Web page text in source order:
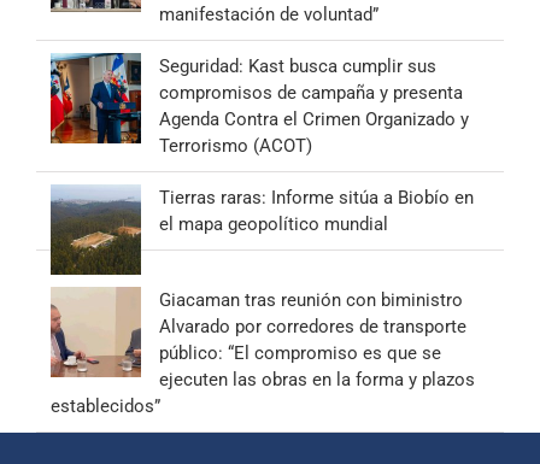
manifestación de voluntad”
Seguridad: Kast busca cumplir sus
compromisos de campaña y presenta
Agenda Contra el Crimen Organizado y
Terrorismo (ACOT)
Tierras raras: Informe sitúa a Biobío en
el mapa geopolítico mundial
Giacaman tras reunión con biministro
Alvarado por corredores de transporte
público: “El compromiso es que se
ejecuten las obras en la forma y plazos
establecidos”